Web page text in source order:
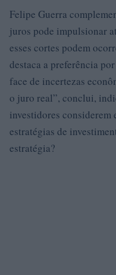
Felipe Guerra
juros pode impulsionar
esses cortes podem
destaca a preferência
face de incertezas
o juro real”, conclui,
investidores considerem
estratégias de
estratégia?